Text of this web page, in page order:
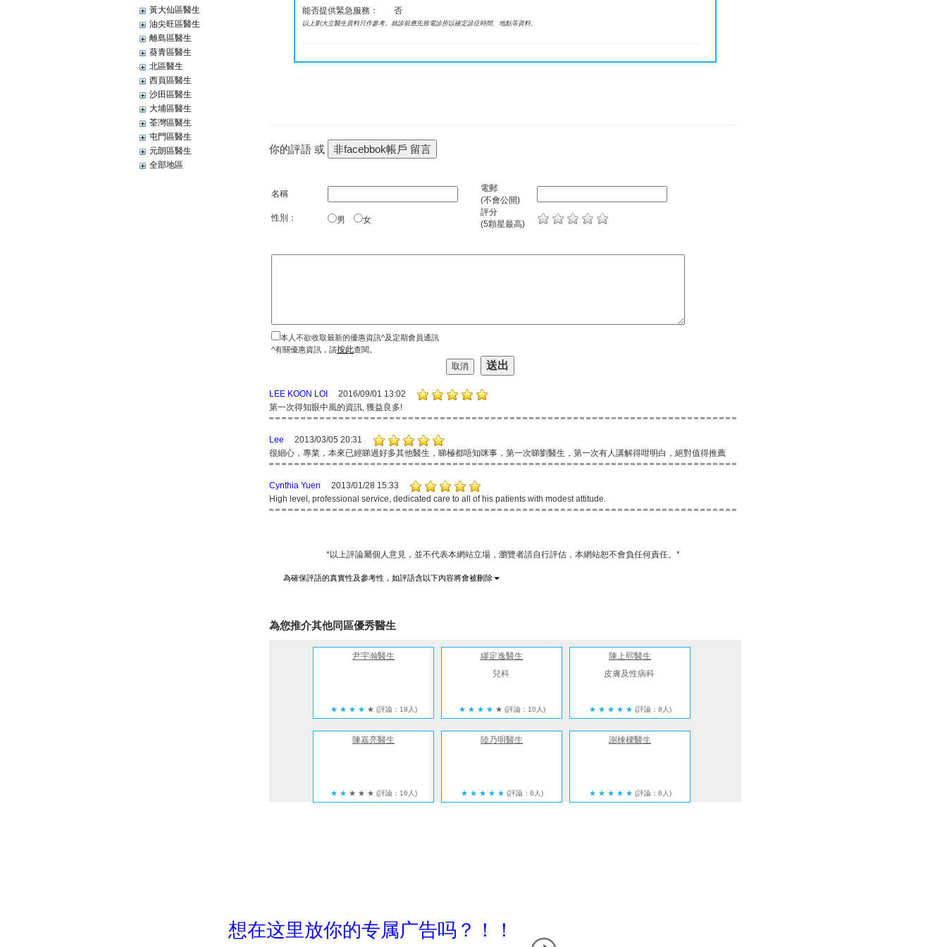
黃大仙區醫生
油尖旺區醫生
離島區醫生
葵青區醫生
北區醫生
西頁區醫生
沙田區醫生
大埔區醫生
荃灣區醫生
屯門區醫生
元朗區醫生
全部地區
能否提供緊急服務： 否
以上劉大立醫生資料只作參考。就診前應先致電診所以確定診症時間、地點等資料。
你的評語 或
名稱
電郵
(不會公開)
性別：
男 女
評分
(5顆星最高)
本人不欲收取最新的優惠資訊^及定期會員通訊
^有關優惠資訊，請按此查閱。
LEE KOON LOI
2016/09/01 13:02
第一次得知眼中風的資訊, 獲益良多!
Lee
2013/03/05 20:31
很細心，專業，本來已經睇過好多其他醫生，睇極都唔知咪事，第一次睇劉醫生，第一次有人講解得咁明白，絕對值得推薦
Cynthia Yuen
2013/01/28 15:33
High level, professional service, dedicated care to all of his patients with modest attitude.
*以上評論屬個人意見，並不代表本網站立場，瀏覽者請自行評估，本網站恕不會負任何責任。*
為確保評語的真實性及參考性，如評語含以下內容將會被刪除
為您推介其他同區優秀醫生
尹宇瀚醫生
★ ★ ★ ★ ★ (評論：18人)
繆定逸醫生
兒科
★ ★ ★ ★ ★ (評論：10人)
陳上熙醫生
皮膚及性病科
★ ★ ★ ★ ★ (評論：8人)
陳嘉亮醫生
★ ★ ★ ★ ★ (評論：16人)
陸乃明醫生
★ ★ ★ ★ ★ (評論：6人)
謝棟樑醫生
★ ★ ★ ★ ★ (評論：6人)